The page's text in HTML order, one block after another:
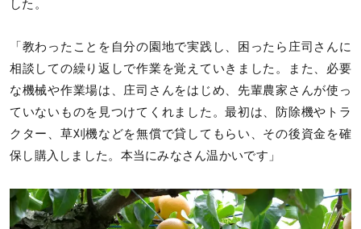
した。
「教わったことを自分の園地で実践し、困ったら庄司さんに
相談しての繰り返しで作業を覚えていきました。また、必要
な機械や作業場は、庄司さんをはじめ、先輩農家さんが使っ
ていないものを見つけてくれました。最初は、防除機やトラ
クター、草刈機などを無償で貸してもらい、その後資金を確
保し購入しました。本当にみなさん温かいです」